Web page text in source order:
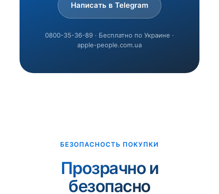
Написать в Telegram
0800-35-36-89 · Бесплатно по Украине ·
apple-people.com.ua
БЕЗОПАСНОСТЬ ПОКУПКИ
Прозрачно и
безопасно